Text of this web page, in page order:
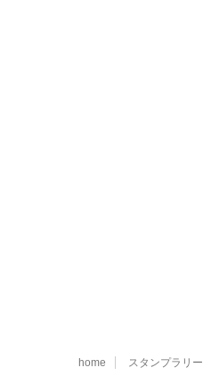
home スタンプラリー